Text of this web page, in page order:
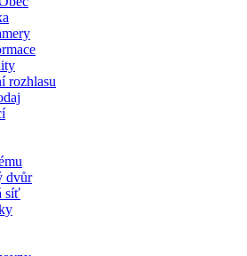
rozhlasu
dvůr
síť